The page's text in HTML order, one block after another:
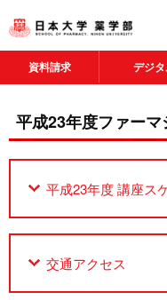
資料請求 デジ
平成23年度ファー
平成23年度 講座ス
交通アクセス